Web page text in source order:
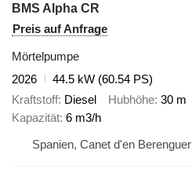
BMS Alpha CR
Preis auf Anfrage
Mörtelpumpe
2026
44.5 kW (60.54 PS)
Kraftstoff Diesel Hubhöhe 30 m
Kapazität 6 m3/h
Spanien, Canet d'en Berenguer